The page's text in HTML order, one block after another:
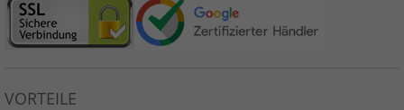
VORTEILE